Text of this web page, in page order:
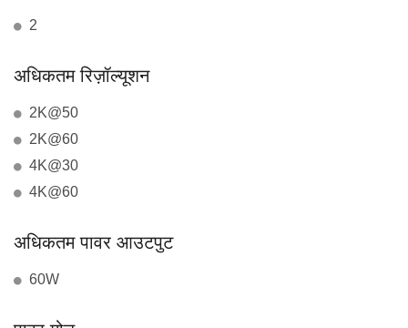
2
अधिकतम रिज़ॉल्यूशन
2K@50
2K@60
4K@30
4K@60
अधिकतम पावर आउटपुट
60W